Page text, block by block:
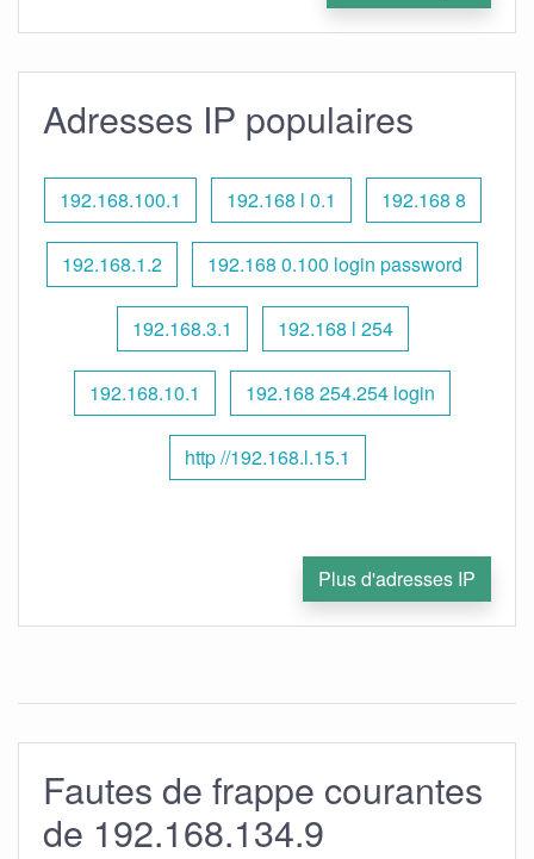
Adresses IP populaires
192.168.100.1 192.168 l 0.1 192.168 8
192.168.1.2 192.168 0.100 login password
192.168.3.1 192.168 l 254
192.168.10.1 192.168 254.254 login
http //192.168.l.15.1
Plus d'adresses IP
Fautes de frappe courantes
de 192.168.134.9